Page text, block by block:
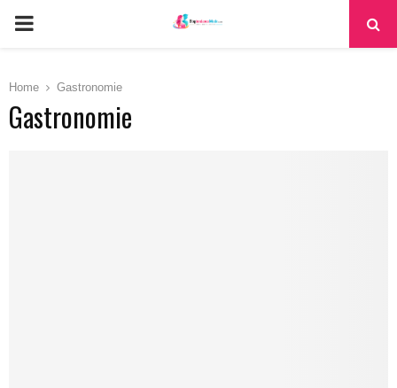
PRIMARY
Home Gastronomie
Gastronomie